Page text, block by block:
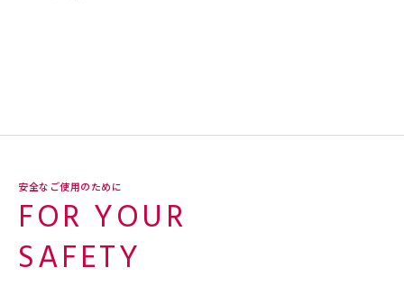
FOR YOUR
SAFETY
安全なご使用のために